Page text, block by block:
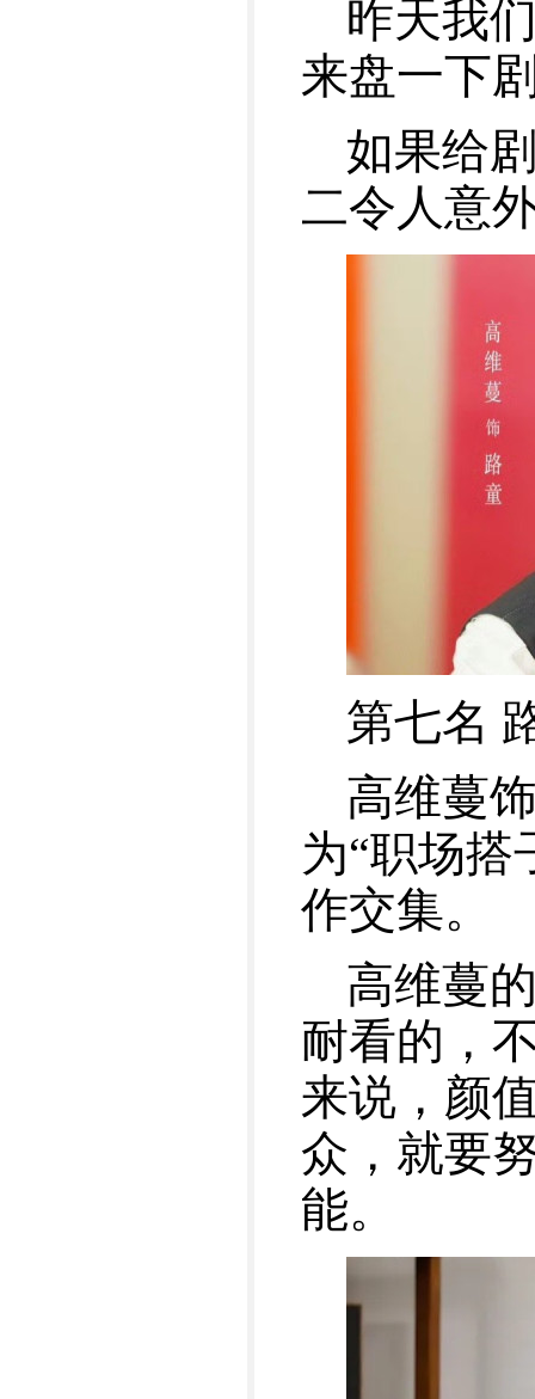
昨天我
来盘一下
如果给
二令人意
第七名
高维蔓
为“职场搭
作交集。
高维蔓
耐看的，
来说，颜
众，就要
能。